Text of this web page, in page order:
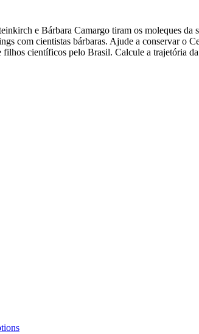
e Bárbara Camargo tiram os moleques
com cientistas bárbaras. Ajude a conservar o
filhos científicos pelo Brasil. Calcule a